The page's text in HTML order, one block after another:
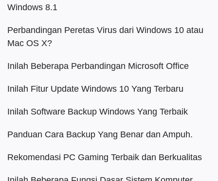
Windows 8.1
Perbandingan Peretas Virus dari Windows 10 atau
Mac OS X?
Inilah Beberapa Perbandingan Microsoft Office
Inilah Fitur Update Windows 10 Yang Terbaru
Inilah Software Backup Windows Yang Terbaik
Panduan Cara Backup Yang Benar dan Ampuh.
Rekomendasi PC Gaming Terbaik dan Berkualitas